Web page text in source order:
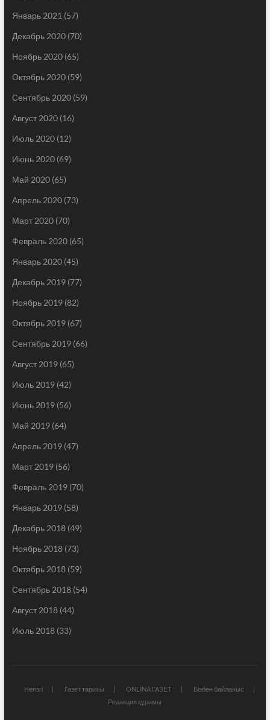
Январь 2021 (57)
Декабрь 2020(70)
Ноябрь 2020(65)
Октябрь 2020(59)
Сентябрь 2020(59)
Август 2020(16)
Июль 2020(12)
Июнь 2020(69)
Май 2020(65)
Апрель 2020(73)
Март 2020(70)
Февраль 2020(65)
Январь 2020(45)
Декабрь 2019(77)
Ноябрь 2019(82)
Октябрь 2019(67)
Сентябрь 2019(66)
Август 2019(65)
Июль 2019(42)
Июнь 2019(56)
Май 2019(64)
Апрель 2019(47)
Март 2019(56)
Февраль 2019(70)
Январь 2019(58)
Декабрь 2018(49)
Ноябрь 2018(73)
Октябрь 2018(59)
Сентябрь 2018(54)
Август 2018(44)
Июль 2018(33)
Негізгі Газет тарихы ONLINA ГАЗЕТ
Бізбен байланыс
Редакция құрамы